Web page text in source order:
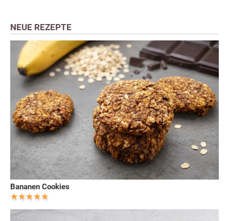
NEUE REZEPTE
Bananen Cookies